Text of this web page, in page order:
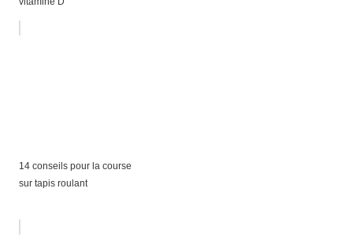
14 conseils pour la course
sur tapis roulant